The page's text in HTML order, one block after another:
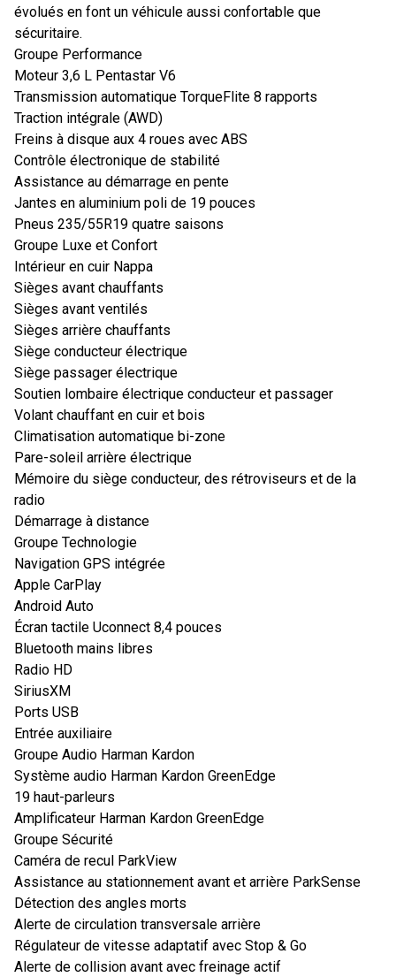
évolués en font un véhicule aussi confortable que
sécuritaire.
Groupe Performance
Moteur 3,6 L Pentastar V6
Transmission automatique TorqueFlite 8 rapports
Traction intégrale (AWD)
Freins à disque aux 4 roues avec ABS
Contrôle électronique de stabilité
Assistance au démarrage en pente
Jantes en aluminium poli de 19 pouces
Pneus 235/55R19 quatre saisons
Groupe Luxe et Confort
Intérieur en cuir Nappa
Sièges avant chauffants
Sièges avant ventilés
Sièges arrière chauffants
Siège conducteur électrique
Siège passager électrique
Soutien lombaire électrique conducteur et passager
Volant chauffant en cuir et bois
Climatisation automatique bi-zone
Pare-soleil arrière électrique
Mémoire du siège conducteur, des rétroviseurs et de la
radio
Démarrage à distance
Groupe Technologie
Navigation GPS intégrée
Apple CarPlay
Android Auto
Écran tactile Uconnect 8,4 pouces
Bluetooth mains libres
Radio HD
SiriusXM
Ports USB
Entrée auxiliaire
Groupe Audio Harman Kardon
Système audio Harman Kardon GreenEdge
19 haut-parleurs
Amplificateur Harman Kardon GreenEdge
Groupe Sécurité
Caméra de recul ParkView
Assistance au stationnement avant et arrière ParkSense
Détection des angles morts
Alerte de circulation transversale arrière
Régulateur de vitesse adaptatif avec Stop & Go
Alerte de collision avant avec freinage actif